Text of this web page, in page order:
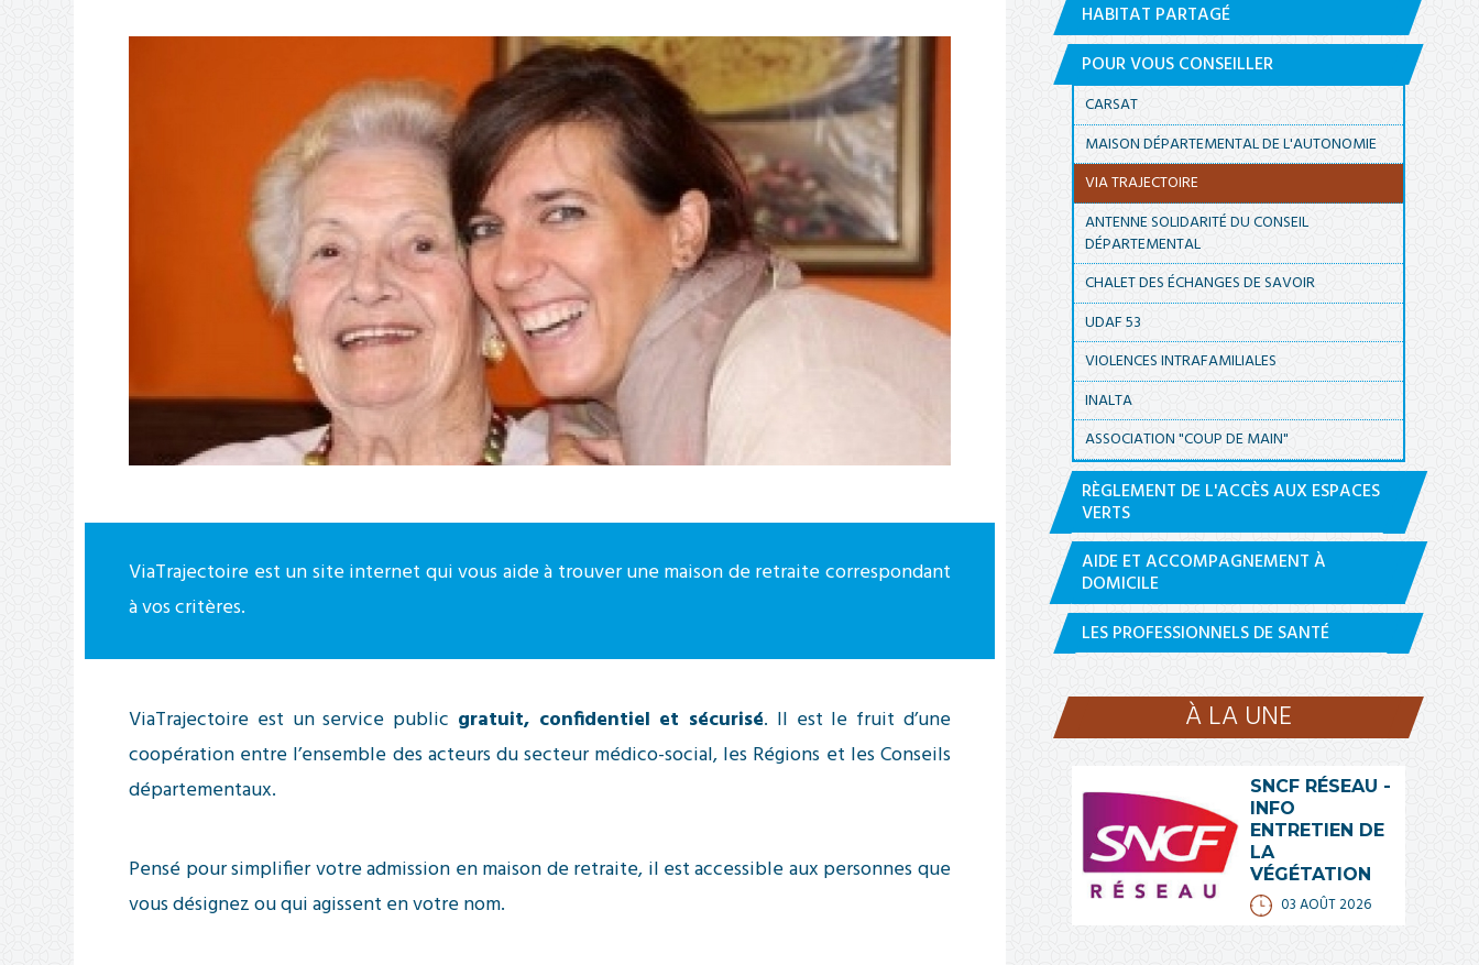
ViaTrajectoire est un site internet qui vous aide à trouver une maison de retraite correspondant
à vos critères.
ViaTrajectoire est un service public gratuit, confidentiel et sécurisé. Il est le fruit d’une
coopération entre l’ensemble des acteurs du secteur médico-social, les Régions et les Conseils
départementaux.
Pensé pour simplifier votre admission en maison de retraite, il est accessible aux personnes que
vous désignez ou qui agissent en votre nom.
HABITAT PARTAGÉ
POUR VOUS CONSEILLER
CARSAT
MAISON DÉPARTEMENTAL DE L'AUTONOMIE
VIA TRAJECTOIRE
ANTENNE SOLIDARITÉ DU CONSEIL
DÉPARTEMENTAL
CHALET DES ÉCHANGES DE SAVOIR
UDAF 53
VIOLENCES INTRAFAMILIALES
INALTA
ASSOCIATION "COUP DE MAIN"
RÈGLEMENT DE L'ACCÈS AUX ESPACES
VERTS
AIDE ET ACCOMPAGNEMENT À
DOMICILE
LES PROFESSIONNELS DE SANTÉ
À LA UNE
SNCF RÉSEAU -
INFO
ENTRETIEN DE
LA
VÉGÉTATION
03 AOÛT 2026